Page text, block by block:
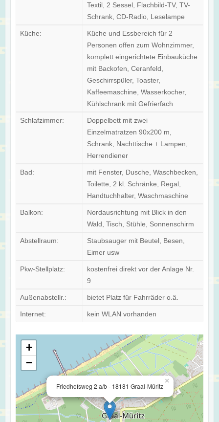
Textil, 2 Sessel, Flachbild-TV, TV-
Schrank, CD-Radio, Leselampe
Küche:
Küche und Essbereich für 2
Personen offen zum Wohnzimmer,
komplett eingerichtete Einbauküche
mit Backofen, Ceranfeld,
Geschirrspüler, Toaster,
Kaffeemaschine, Wasserkocher,
Kühlschrank mit Gefrierfach
Schlafzimmer:
Doppelbett mit zwei
Einzelmatratzen 90x200 m,
Schrank, Nachttische + Lampen,
Herrendiener
Bad:
mit Fenster, Dusche, Waschbecken,
Toilette, 2 kl. Schränke, Regal,
Handtuchhalter, Waschmaschine
Balkon:
Nordausrichtung mit Blick in den
Wald, Tisch, Stühle, Sonnenschirm
Abstellraum:
Staubsauger mit Beutel, Besen,
Eimer usw
Pkw-Stellplatz:
kostenfrei direkt vor der Anlage Nr.
9
Außenabstellr.: bietet Platz für Fahrräder o.ä.
Internet: kein WLAN vorhanden
Friedhofsweg 2 a/b - 18181 Graal-Müritz
×
+
−